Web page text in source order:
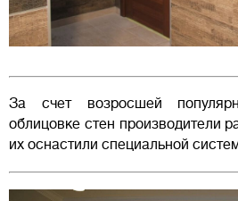
За счет возросшей
облицовке стен производители
их оснастили специальной